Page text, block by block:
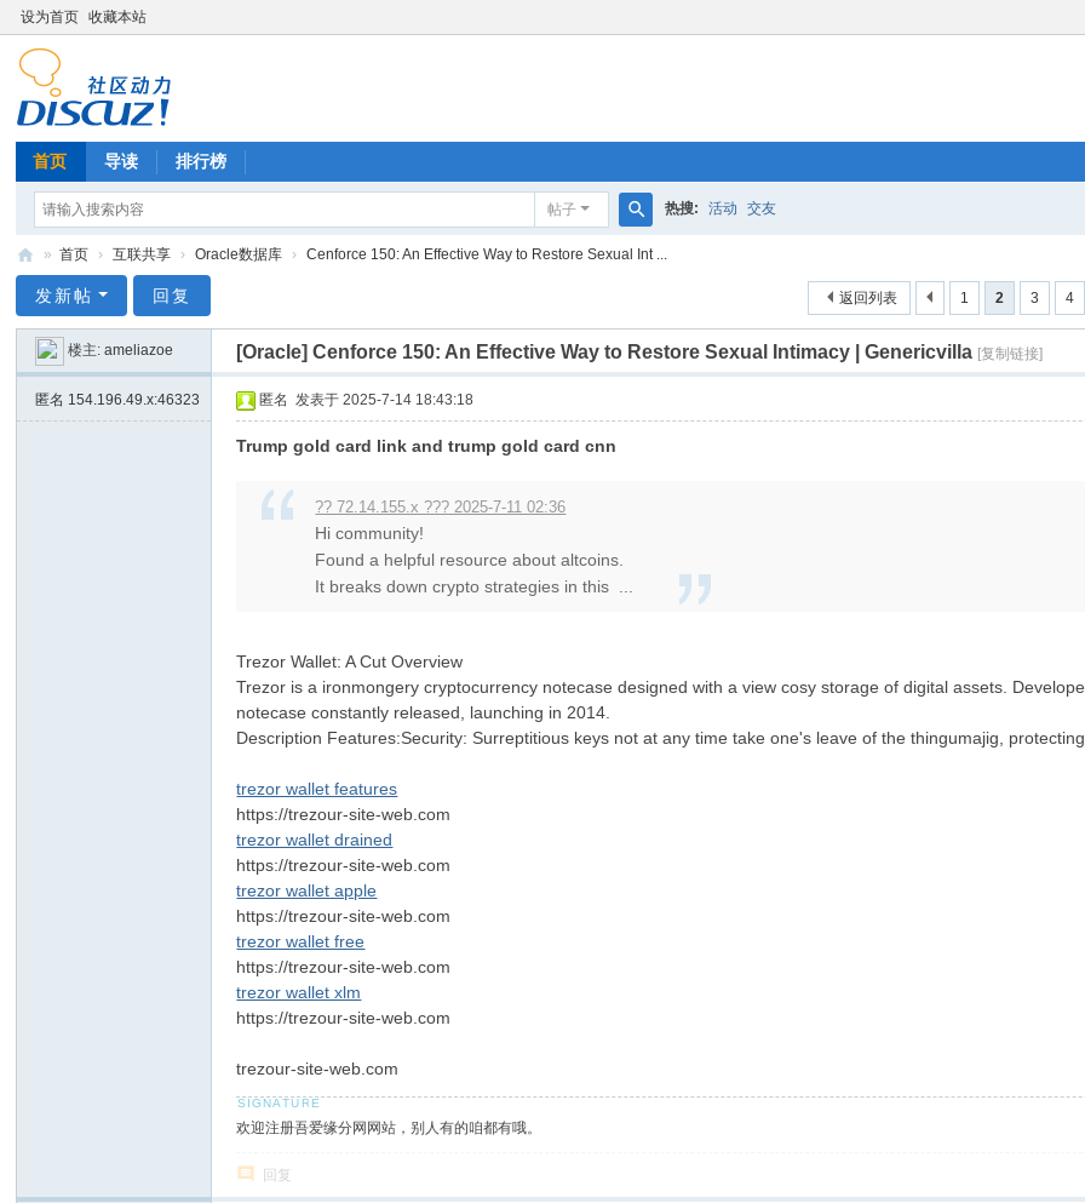
设为首页 收藏本站
首页 导读 排行榜
帖子
搜
热搜: 活动 交友
术
享
» 首页 › 互联共享 › Oracle数据库 › Cenforce 150: An Effective Way to Restore Sexual Int ...
1 2 3 4
返回列表
发新帖 回复
楼主:ameliazoe [Oracle]Cenforce 150: An Effective Way to Restore Sexual Intimacy | Genericvilla [复制链接]
匿名 154.196.49.x:46323 匿名发表于 2025-7-14 18:43:18
Trump gold card link and trump gold card cnn
?? 72.14.155.x ??? 2025-7-11 02:36
Hi community!
Found a helpful resource about altcoins.
It breaks down crypto strategies in this ...
Trezor Wallet: A Cut Overview
Trezor is a ironmongery cryptocurrency notecase designed with a view cosy storage of digital assets.
notecase constantly released, launching in 2014.
Description Features:Security: Surreptitious keys not at any time take one's leave of the thingumajig,
trezor wallet features
https://trezour-site-web.com
trezor wallet drained
https://trezour-site-web.com
trezor wallet apple
https://trezour-site-web.com
trezor wallet free
https://trezour-site-web.com
trezor wallet xlm
https://trezour-site-web.com
trezour-site-web.com
欢迎注册吾爱缘分网网站，别人有的咱都有哦。
回复